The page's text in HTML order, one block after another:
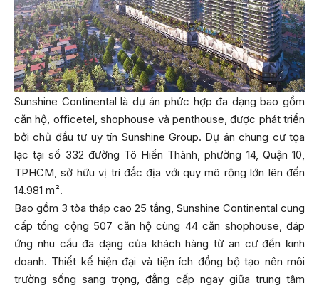
Sunshine Continental là dự án phức hợp đa dạng bao gồm
căn hộ, officetel, shophouse và penthouse, được phát triển
bởi chủ đầu tư uy tín Sunshine Group. Dự án chung cư tọa
lạc tại số 332 đường Tô Hiến Thành, phường 14, Quận 10,
TPHCM, sở hữu vị trí đắc địa với quy mô rộng lớn lên đến
14.981 m².
Bao gồm 3 tòa tháp cao 25 tầng, Sunshine Continental cung
cấp tổng cộng 507 căn hộ cùng 44 căn shophouse, đáp
ứng nhu cầu đa dạng của khách hàng từ an cư đến kinh
doanh. Thiết kế hiện đại và tiện ích đồng bộ tạo nên môi
trường sống sang trọng, đẳng cấp ngay giữa trung tâm